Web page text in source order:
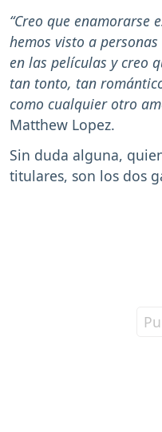
“Creo que enamorarse
hemos visto a
en las películas y creo
tan tonto, tan
como cualquier otro
Matthew Lopez.
Sin duda alguna,
titulares, son los dos